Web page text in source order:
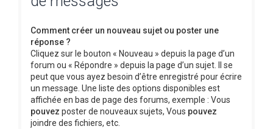
Comment créer un nouveau sujet ou poster une
réponse ?
Cliquez sur le bouton « Nouveau » depuis la page d’un
forum ou « Répondre » depuis la page d’un sujet. Il se
peut que vous ayez besoin d’être enregistré pour écrire
un message. Une liste des options disponibles est
affichée en bas de page des forums, exemple : Vous
pouvez poster de nouveaux sujets, Vous pouvez
joindre des fichiers, etc.